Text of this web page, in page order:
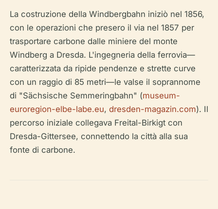
La costruzione della Windbergbahn iniziò nel 1856,
con le operazioni che presero il via nel 1857 per
trasportare carbone dalle miniere del monte
Windberg a Dresda. L'ingegneria della ferrovia—
caratterizzata da ripide pendenze e strette curve
con un raggio di 85 metri—le valse il soprannome
di "Sächsische Semmeringbahn" (museum-
euroregion-elbe-labe.eu, dresden-magazin.com). Il
percorso iniziale collegava Freital-Birkigt con
Dresda-Gittersee, connettendo la città alla sua
fonte di carbone.